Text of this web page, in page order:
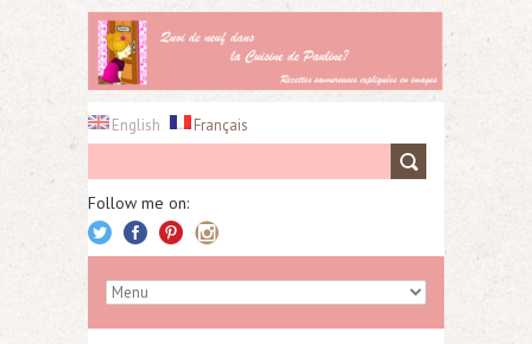
English Français
Follow me on: